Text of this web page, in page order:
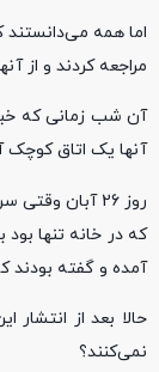
اما همه
مراجعه کردند و از
آن شب زمانی که
آنها یک اتاق کوچک
روز 26 آبان
که در خانه تنها
آمده و گفته بودند
حالا بعد از
نمی‌کنند؟